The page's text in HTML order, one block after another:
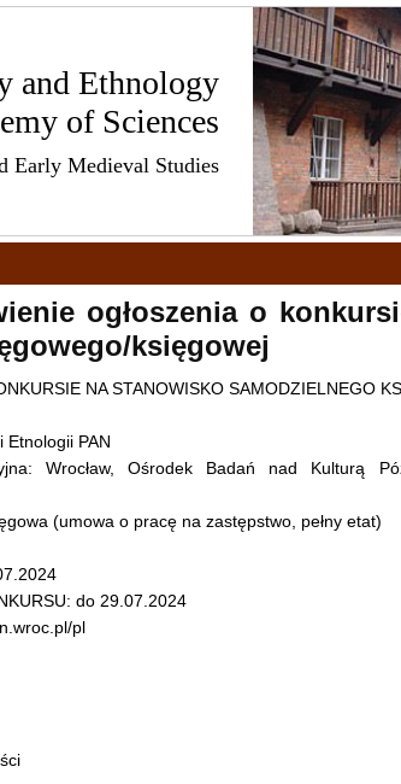
ogłoszenia o
księgowej
NA STANOWISKO SAMODZIELNEGO
Etnologii PAN
Wrocław, Ośrodek Badań nad Kulturą
(umowa o pracę na zastępstwo, pełny etat)
do 29.07.2024
pl
and Ethnology
of Sciences
Early Medieval Studies